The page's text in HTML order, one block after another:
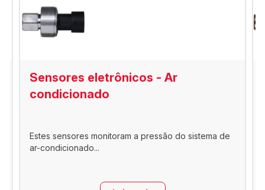
Sensores eletrônicos - Ar
condicionado
Estes sensores monitoram a pressão do sistema de
ar-condicionado...